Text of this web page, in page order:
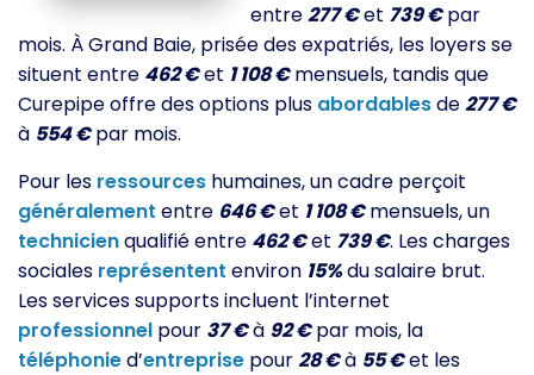
entre277 €et 739 €par
mois. À Grand Baie, prisée des expatriés, les loyers se
situent entre 462 €et 1 108 €mensuels, tandis que
Curepipe offre des options plus abordablesde277 €
à 554 €par mois.
Pour les ressources humaines, un cadre perçoit
généralement entre 646 €et 1 108 €mensuels, un
technicienqualifié entre 462 €et 739 €. Les charges
sociales représentent environ 15%du salaire brut.
Les services supports incluent l’internet
professionnel pour 37 €à 92 €par mois, la
téléphonied’entreprise pour28 €à 55 €et les